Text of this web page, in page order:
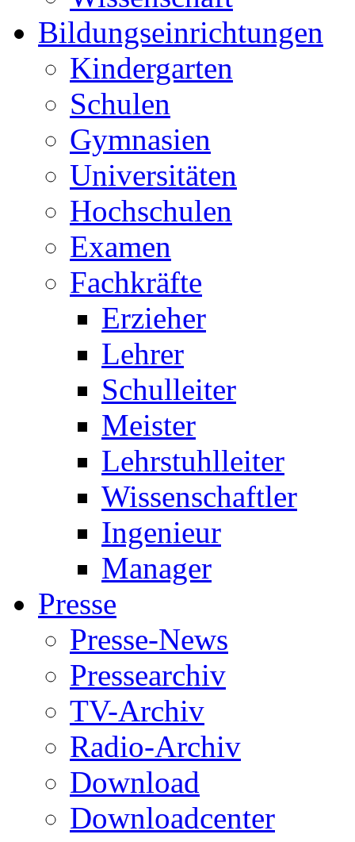
Bildungseinrichtungen
Kindergarten
Schulen
Gymnasien
Universitäten
Hochschulen
Examen
Fachkräfte
Erzieher
Lehrer
Schulleiter
Meister
Lehrstuhlleiter
Wissenschaftler
Ingenieur
Manager
Presse
Presse-News
Pressearchiv
TV-Archiv
Radio-Archiv
Download
Downloadcenter